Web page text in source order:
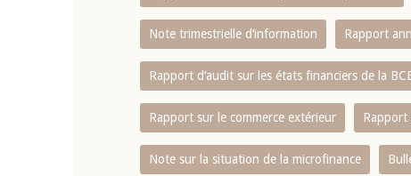
Note trimestrielle d‘information Rapport
Rapport d‘audit sur les états financiers de la
Rapport sur le commerce extérieur Rapport
Note sur la situation de la microfinance